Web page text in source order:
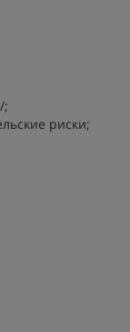
;
риски;